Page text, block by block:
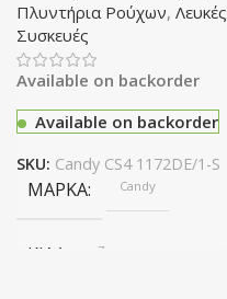
Ναί
ΤΎΠΟΣ ΠΛΥΝΤΗΡΊΟΥ
Πλυντήρια Ρούχων, Λευκές
Συσκευές
Available on backorder
Available on backorder
SKU: Candy CS4 1172DE/1-S
ΜΆΡΚΑ Candy
ΚΙΛΆ 7